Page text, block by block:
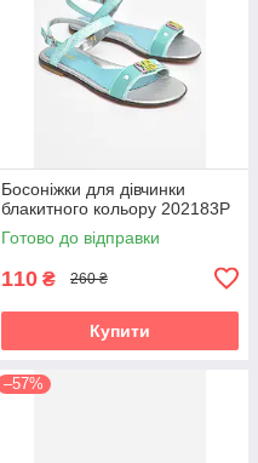
Босоніжки для дівчинки
блакитного кольору 202183P
Готово до відправки
110 ₴ 260 ₴
Купити
–57%